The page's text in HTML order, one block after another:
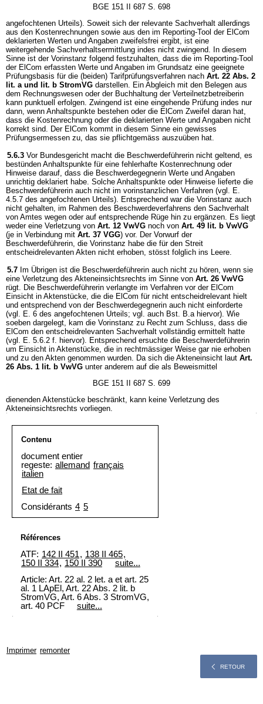
BGE 151 II 687 S. 698
angefochtenen Urteils). Soweit sich der relevante Sachverhalt allerdings
aus den Kostenrechnungen sowie aus den im Reporting-Tool der ElCom
deklarierten Werten und Angaben zweifelsfrei ergibt, ist eine
weitergehende Sachverhaltsermittlung indes nicht zwingend. In diesem
Sinne ist der Vorinstanz folgend festzuhalten, dass die im Reporting-Tool
der ElCom erfassten Werte und Angaben im Grundsatz eine geeignete
Prüfungsbasis für die (beiden) Tarifprüfungsverfahren nach Art. 22 Abs. 2
lit. a und lit. b StromVG darstellen. Ein Abgleich mit den Belegen aus
dem Rechnungswesen oder der Buchhaltung der Verteilnetzbetreiberin
kann punktuell erfolgen. Zwingend ist eine eingehende Prüfung indes nur
dann, wenn Anhaltspunkte bestehen oder die ElCom Zweifel daran hat,
dass die Kostenrechnung oder die deklarierten Werte und Angaben nicht
korrekt sind. Der ElCom kommt in diesem Sinne ein gewisses
Prüfungsermessen zu, das sie pflichtgemäss auszuüben hat.
5.6.3 Vor Bundesgericht macht die Beschwerdeführerin nicht geltend, es
bestünden Anhaltspunkte für eine fehlerhafte Kostenrechnung oder
Hinweise darauf, dass die Beschwerdegegnerin Werte und Angaben
unrichtig deklariert habe. Solche Anhaltspunkte oder Hinweise lieferte die
Beschwerdeführerin auch nicht im vorinstanzlichen Verfahren (vgl. E.
4.5.7 des angefochtenen Urteils). Entsprechend war die Vorinstanz auch
nicht gehalten, im Rahmen des Beschwerdeverfahrens den Sachverhalt
von Amtes wegen oder auf entsprechende Rüge hin zu ergänzen. Es liegt
weder eine Verletzung von Art. 12 VwVG noch von Art. 49 lit. b VwVG
(je in Verbindung mit Art. 37 VGG) vor. Der Vorwurf der
Beschwerdeführerin, die Vorinstanz habe die für den Streit
entscheidrelevanten Akten nicht erhoben, stösst folglich ins Leere.
5.7 Im Übrigen ist die Beschwerdeführerin auch nicht zu hören, wenn sie
eine Verletzung des Akteneinsichtsrechts im Sinne von Art. 26 VwVG
rügt. Die Beschwerdeführerin verlangte im Verfahren vor der ElCom
Einsicht in Aktenstücke, die die ElCom für nicht entscheidrelevant hielt
und entsprechend von der Beschwerdegegnerin auch nicht einforderte
(vgl. E. 6 des angefochtenen Urteils; vgl. auch Bst. B.a hiervor). Wie
soeben dargelegt, kam die Vorinstanz zu Recht zum Schluss, dass die
ElCom den entscheidrelevanten Sachverhalt vollständig ermittelt hatte
(vgl. E. 5.6.2 f. hiervor). Entsprechend ersuchte die Beschwerdeführerin
um Einsicht in Aktenstücke, die in rechtmässiger Weise gar nie erhoben
und zu den Akten genommen wurden. Da sich die Akteneinsicht laut Art.
26 Abs. 1 lit. b VwVG unter anderem auf die als Beweismittel
BGE 151 II 687 S. 699
dienenden Aktenstücke beschränkt, kann keine Verletzung des
Akteneinsichtsrechts vorliegen.
Contenu
document entier
regeste: allemand français
italien
Etat de fait
Considérants 4 5
Références
ATF: 142 II 451, 138 II 465,
150 II 334, 150 II 390
suite...
Article: Art. 22 al. 2 let. a et art. 25
al. 1 LApEl, Art. 22 Abs. 2 lit. b
StromVG, Art. 6 Abs. 3 StromVG,
art. 40 PCF
suite...
Imprimer remonter
RETOUR